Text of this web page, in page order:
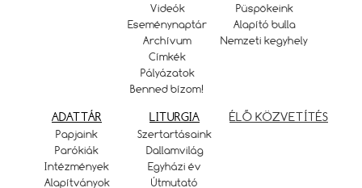
Videók
Eseménynaptár
Archívum
Címkék
Pályázatok
Benned bízom!
Püspökeink
Alapító bulla
Nemzeti kegyhely
ADATTÁR
Papjaink
Parókiák
Intézmények
Alapítványok
LITURGIA
Szertartásaink
Dallamvilág
Egyházi év
Útmutató
ÉLŐ KÖZVETÍTÉS